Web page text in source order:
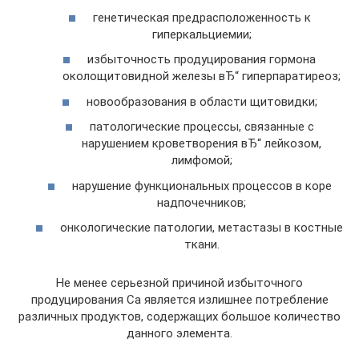
генетическая предрасположенность к
гиперкальциемии;
избыточность продуцирования гормона
околощитовидной железы вЂ“ гиперпаратиреоз;
новообразования в области щитовидки;
патологические процессы, связанные с
нарушением кроветворения вЂ“ лейкозом,
лимфомой;
нарушение функциональных процессов в коре
надпочечников;
онкологические патологии, метастазы в костные
ткани.
Не менее серьезной причиной избыточного
продуцирования Са является излишнее потребление
различных продуктов, содержащих большое количество
данного элемента.